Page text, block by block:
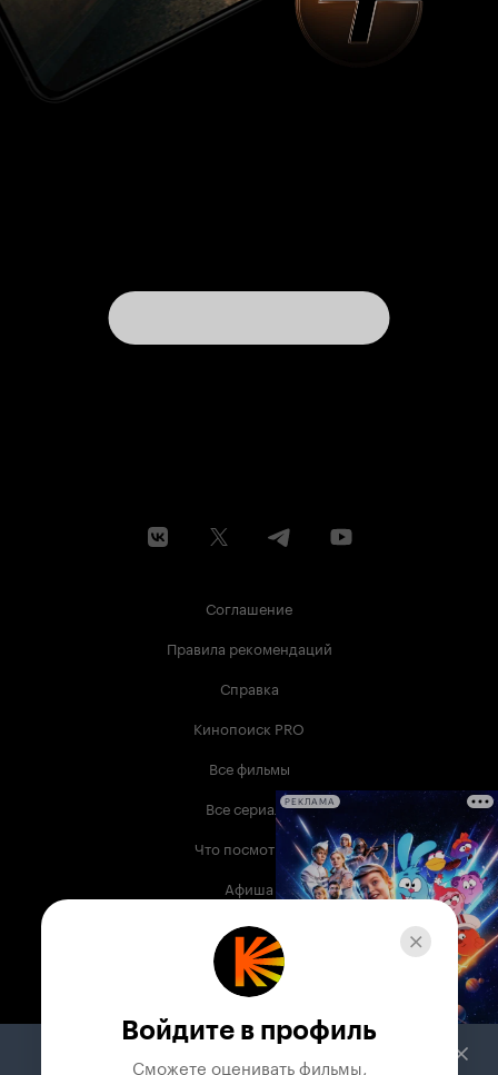
Соглашение
Правила рекомендаций
Справка
Кинопоиск PRO
Все фильмы
Все сериалы
Что посмотреть
Афиша
Музыка
Телепрограмма
Служба поддержки
РЕКЛАМА
Войдите в профиль
Сможете оценивать фильмы,